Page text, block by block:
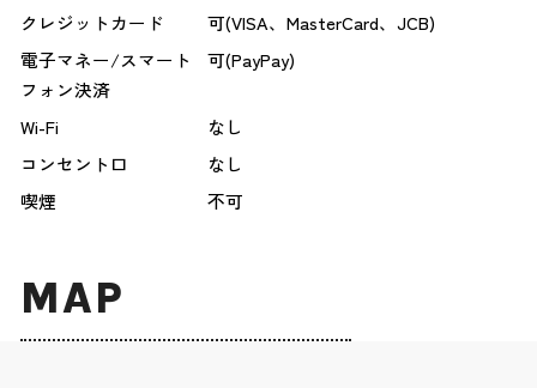
クレジットカード
可(VISA、MasterCard、JCB)
電子マネー/スマート
フォン決済
可(PayPay)
Wi-Fi
なし
コンセント口
なし
喫煙
不可
MAP